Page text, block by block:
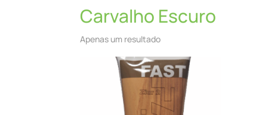
Carvalho Escuro
Apenas um resultado